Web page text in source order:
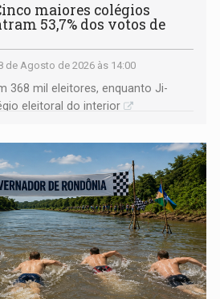
maiores colégios
53,7% dos votos de
de Agosto de 2026 às 14:00
368 mil eleitores, enquanto Ji-
eleitoral do interior